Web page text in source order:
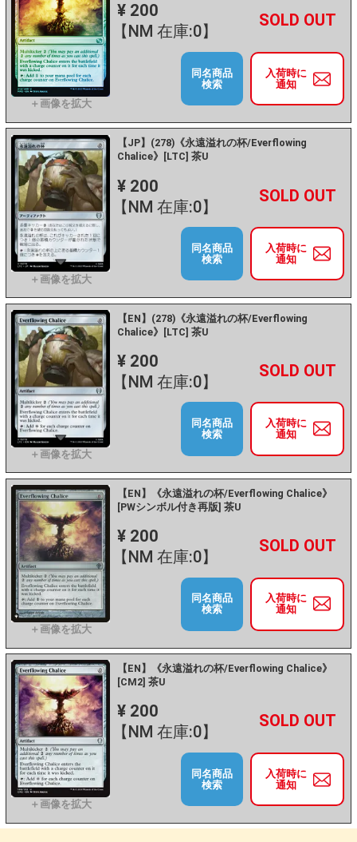
¥ 200
【NM 在庫:0】
－ +
入荷時に
通知
同名商品
検索
【JP】(278)《永遠溢れの杯/Everflowing
Chalice》[LTC] 茶U
¥ 200
【NM 在庫:0】
－ +
入荷時に
通知
同名商品
検索
【EN】(278)《永遠溢れの杯/Everflowing
Chalice》[LTC] 茶U
¥ 200
【NM 在庫:0】
－ +
入荷時に
通知
同名商品
検索
【EN】《永遠溢れの杯/Everflowing Chalice》
[PWシンボル付き再版] 茶U
¥ 200
【NM 在庫:0】
－ +
入荷時に
通知
同名商品
検索
【EN】《永遠溢れの杯/Everflowing Chalice》
[CM2] 茶U
¥ 200
【NM 在庫:0】
－ +
入荷時に
通知
同名商品
検索